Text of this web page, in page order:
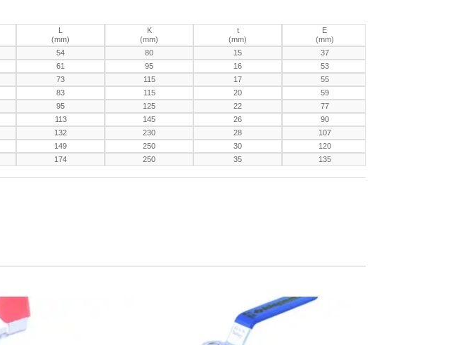
L
(mm)
K
(mm)
t
(mm)
E
(mm)
54 80 15
37
61 95 16
53
73 115 17
55
83 115 20
59
95 125 22
77
113 145 26
90
132 230 28
107
149 250 30
120
174 250 35 135